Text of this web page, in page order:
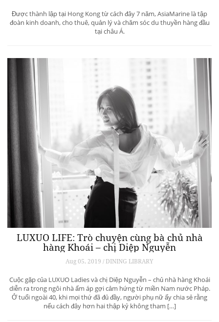
Được thành lập tại Hong Kong từ cách đây 7 năm, AsiaMarine là tập
đoàn kinh doanh, cho thuê, quản lý và chăm sóc du thuyền hàng đầu
tại châu Á.
LUXUO LIFE: Trò chuyện cùng bà chủ nhà
hàng Khoái – chị Diệp Nguyễn
Aug 05, 2019 / DINING LIBRARY
Cuộc gặp của LUXUO Ladies và chị Diệp Nguyễn – chủ nhà hàng Khoái
diễn ra trong ngôi nhà ấm áp gợi cảm hứng từ miền Nam nước Pháp.
Ở tuổi ngoài 40, khi mọi thứ đã đủ đầy, người phụ nữ ấy chia sẻ rằng
nếu cách đây hơn hai thập kỷ không tham […]